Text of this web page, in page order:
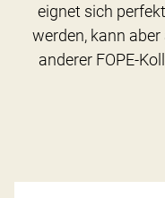
eignet sich
werden, kann
anderer FOPE-